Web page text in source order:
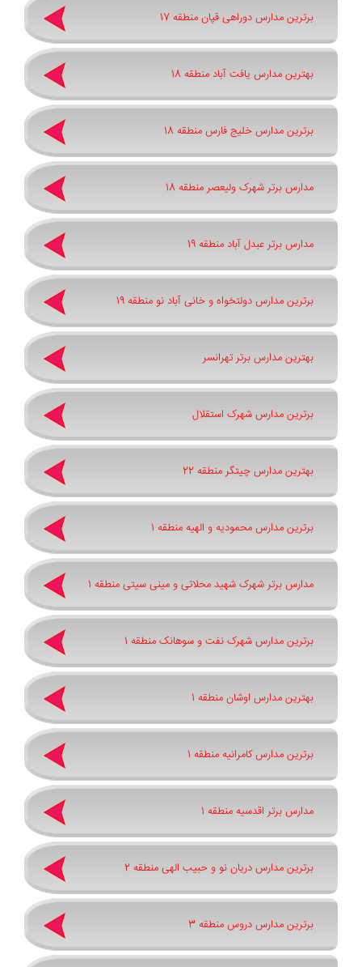
برترین مدارس دوراهی قپان منطقه 17
بهترین مدارس یافت آباد منطقه 18
برترین مدارس خلیج فارس منطقه 18
مدارس برتر شهرک ولیعصر منطقه 18
مدارس برتر عبدل آباد منطقه 19
برترین مدارس دولتخواه و خانی آباد نو منطقه 19
بهترین مدارس برتر تهرانسر
برترین مدارس شهرک استقلال
بهترین مدارس چیتگر منطقه 22
برترین مدارس محمودیه و الهیه منطقه 1
مدارس برتر شهرک شهید محلاتی و مینی سیتی منطقه 1
برترین مدارس شهرک نفت و سوهانک منطقه 1
بهترین مدارس اوشان منطقه 1
برترین مدارس کامرانیه منطقه 1
مدارس برتر اقدسیه منطقه 1
برترین مدارس دریان نو و حبیب الهی منطقه 2
برترین مدارس دروس منطقه 3